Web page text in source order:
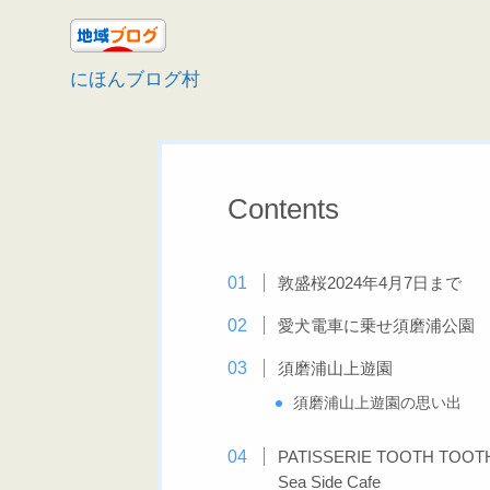
にほんブログ村
Contents
敦盛桜2024年4月7日まで
愛犬電車に乗せ須磨浦公園
須磨浦山上遊園
須磨浦山上遊園の思い出
PATISSERIE TOOTH
Sea Side Cafe